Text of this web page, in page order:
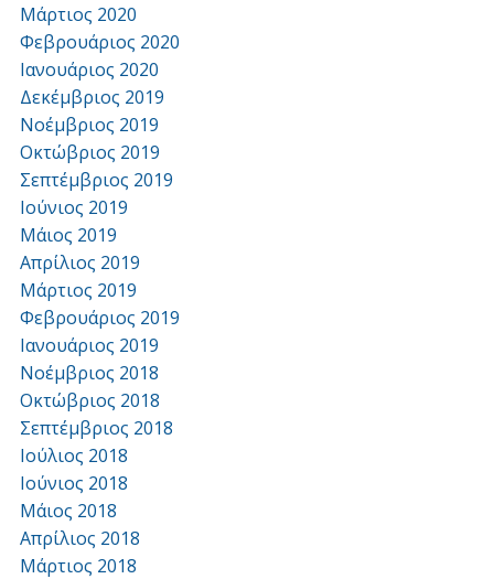
Μάρτιος 2020
Φεβρουάριος 2020
Ιανουάριος 2020
Δεκέμβριος 2019
Νοέμβριος 2019
Οκτώβριος 2019
Σεπτέμβριος 2019
Ιούνιος 2019
Μάιος 2019
Απρίλιος 2019
Μάρτιος 2019
Φεβρουάριος 2019
Ιανουάριος 2019
Νοέμβριος 2018
Οκτώβριος 2018
Σεπτέμβριος 2018
Ιούλιος 2018
Ιούνιος 2018
Μάιος 2018
Απρίλιος 2018
Μάρτιος 2018